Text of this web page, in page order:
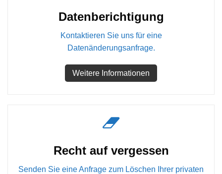
Datenberichtigung
Kontaktieren Sie uns für eine
Datenänderungsanfrage.
Weitere Informationen
Recht auf vergessen
Senden Sie eine Anfrage zum Löschen Ihrer privaten